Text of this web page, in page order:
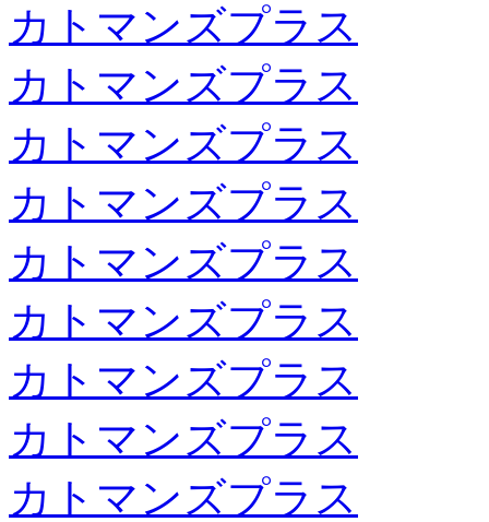
カトマンズプラス
カトマンズプラス
カトマンズプラス
カトマンズプラス
カトマンズプラス
カトマンズプラス
カトマンズプラス
カトマンズプラス
カトマンズプラス